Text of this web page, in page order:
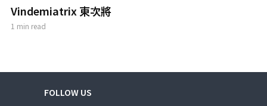
Vindemiatrix 東次將
1 min read
FOLLOW US